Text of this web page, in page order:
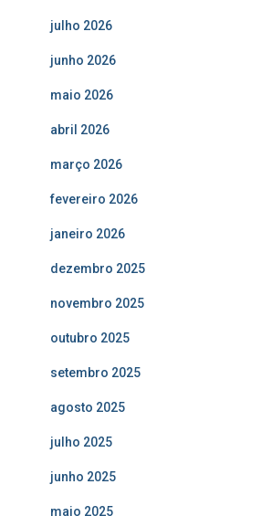
julho 2026
junho 2026
maio 2026
abril 2026
março 2026
fevereiro 2026
janeiro 2026
dezembro 2025
novembro 2025
outubro 2025
setembro 2025
agosto 2025
julho 2025
junho 2025
maio 2025